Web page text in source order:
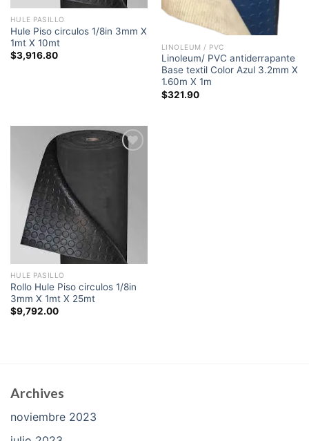
HULE PASILLO
Hule Piso circulos 1/8in 3mm X
1mt X 10mt
$3,916.80
LINOLEUM / PVC
Linoleum/ PVC antiderrapante
Base textil Color Azul 3.2mm X
1.60m X 1m
$321.90
HULE PASILLO
Rollo Hule Piso circulos 1/8in
3mm X 1mt X 25mt
$9,792.00
Archives
noviembre 2023